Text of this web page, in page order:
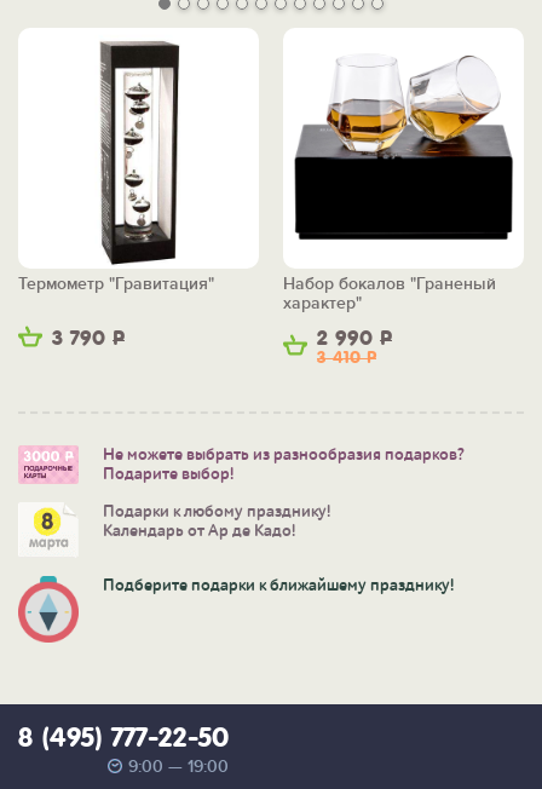
3 790 Р
Термометр "Гравитация"
2 990 Р
3 410Р
Набор бокалов "Граненый
характер"
Не можете выбрать из разнообразия подарков?
Подарите выбор!
Подарки к любому празднику!
Календарь от Ар де Кадо!
Подберите подарки к ближайшему празднику!
8 (495) 777-22-50
9:00 — 19:00